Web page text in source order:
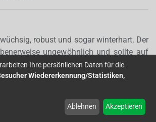
robust und sogar winterhart. Der
ungewöhnlich und sollte auf
die Eigenschaften der Sorte hinweisen.
um Stecklinge baten, wurde nicht nur
Blüten verbreitet. Der
wurde ebenfalls, wie es sich für
gehört, fein säuberlich
Ihre persönlichen Daten für die
Wiedererkennung/Statistiken,
Ablehnen Akzeptieren